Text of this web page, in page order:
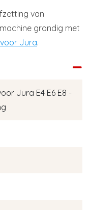
van
grondig met
Jura.
Jura E4 E6 E8 -